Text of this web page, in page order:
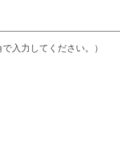
で入力してください。）